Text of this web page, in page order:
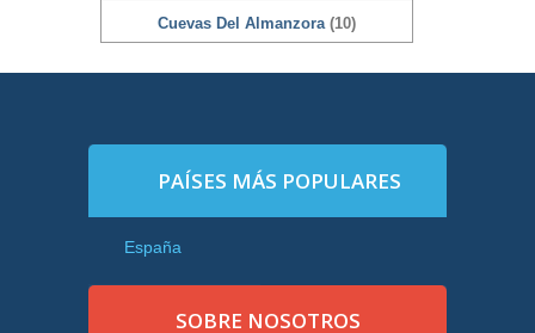
Cuevas Del Almanzora (10)
PAÍSES MÁS POPULARES
España
SOBRE NOSOTROS